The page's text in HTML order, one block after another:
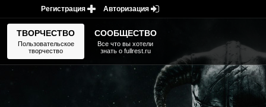
ТВОРЧЕСТВО
Пользовательское
творчество
СООБЩЕСТВО
Все что вы хотели
знать о fullrest.ru
Авторизация
Регистрация